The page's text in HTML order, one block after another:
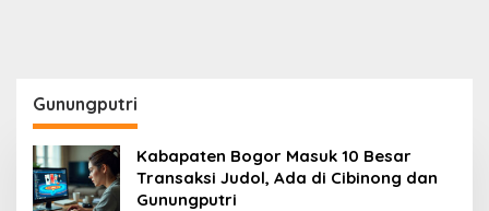
Gunungputri
Kabapaten Bogor Masuk 10 Besar
Transaksi Judol, Ada di Cibinong dan
Gunungputri